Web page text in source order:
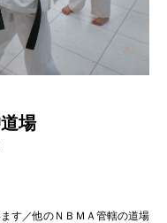
場
す／他のＮＢＭＡ管轄の道場